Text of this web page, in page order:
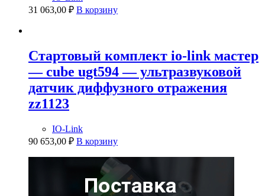
31 063,00 ₽ В корзину
Стартовый комплект io-link мастер
— cube ugt594 — ультразвуковой
датчик диффузного отражения
zz1123
IO-Link
90 653,00 ₽ В корзину